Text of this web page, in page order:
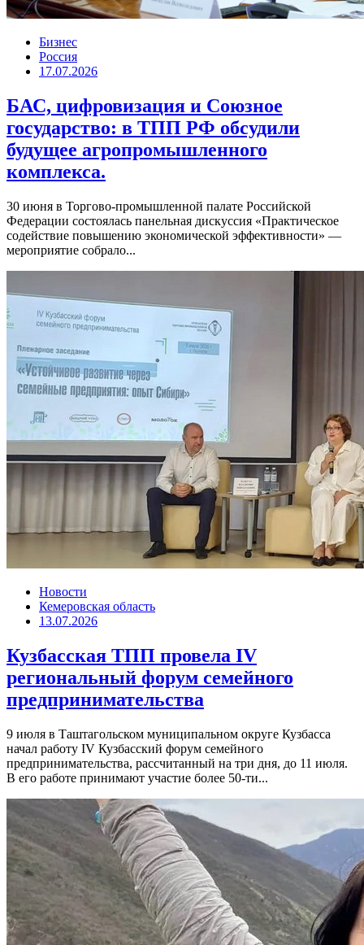
Бизнес
Россия
17.07.2026
БАС, цифровизация и Союзное
государство: в ТПП РФ обсудили
будущее агропромышленного
комплекса.
30 июня в Торгово-промышленной палате Российской
Федерации состоялась панельная дискуссия «Практическое
содействие повышению экономической эффективности» —
мероприятие собрало...
Новости
Кемеровская область
13.07.2026
Кузбасская ТПП провела IV
региональный форум семейного
предпринимательства
9 июля в Таштагольском муниципальном округе Кузбасса
начал работу IV Кузбасский форум семейного
предпринимательства, рассчитанный на три дня, до 11 июля.
В его работе принимают участие более 50-ти...